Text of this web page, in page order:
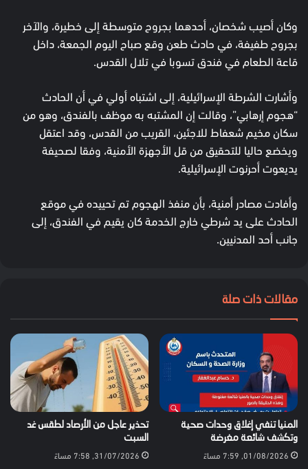
وكان أصيب شخصان، أحدهما بجروح متوسطة إلى خطيرة، والآخر
بجروح طفيفة، في حادث طعن وقع صباح اليوم الجمعة، داخل
قاعة الطعام في فندق تسوبا في تلال القدس.
وأشارت الشرطة الإسرائيلية، إلى اشتباه أولي في أن الحادث
“هجوم إرهابي”، وقالت إن المشتبه به موظف بالفندق، وهو من
سكان مخيم شعفاط للاجئين، القريب من القدس، وقد اعتقل
ويخضع حاليا للتحقيق من قل الأجهزة الأمنية، وفقا لصحيفة
يديعوت أحرنوت الإسرائيلية.
وأفادت مصادر أمنية، بأن منفذ الهجوم تم تحييده في موقع
الحادث على يد شرطي خارج الخدمة كان يقيم في الفندق، إلى
جانب أحد المدنيين.
مقالات ذات صلة
المنيا تنفي إغلاق وحدات صحية
وتكشف شائعة مغرضة
01/08/2026, 7:59 مساءً
تحذير عاجل من الأرصاد لطقس غد
السبت
31/07/2026, 7:58 مساءً